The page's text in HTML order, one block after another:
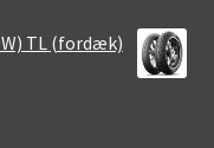
TL (fordæk)